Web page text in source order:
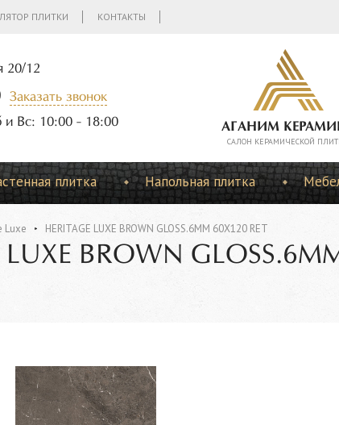
ПЛИТКИ КОНТАКТЫ
20/12
Заказать звонок
Вс: 10:00 - 18:00
АГАНИМ
CАЛОН КЕРАМИЧЕСКОЙ
плитка Напольная плитка
Luxe HERITAGE LUXE BROWN GLOSS.6MM 60X120 RET
LUXE BROWN